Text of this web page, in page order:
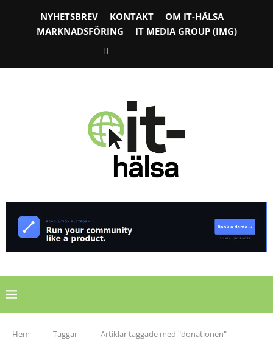
NYHETSBREV KONTAKT
OM IT-HÄLSA
MARKNADSFÖRING
IT MEDIA GROUP (IMG)
Hem Taggar Artiklar taggade med "donationen"